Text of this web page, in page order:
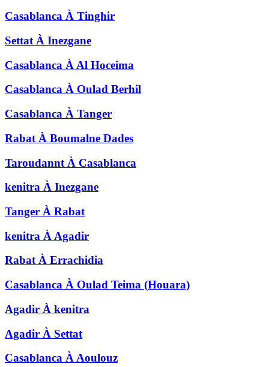
Casablanca À Tinghir
Settat À Inezgane
Casablanca À Al Hoceima
Casablanca À Oulad Berhil
Casablanca À Tanger
Rabat À Boumalne Dades
Taroudannt À Casablanca
kenitra À Inezgane
Tanger À Rabat
kenitra À Agadir
Rabat À Errachidia
Casablanca À Oulad Teima (Houara)
Agadir À kenitra
Agadir À Settat
Casablanca ÀAoulouz